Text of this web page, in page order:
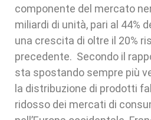
componente del mercato
miliardi di unità, pari al 44%
una crescita di oltre il 20%
precedente. Secondo il
sta spostando sempre più
la distribuzione di prodotti
ridosso dei mercati di